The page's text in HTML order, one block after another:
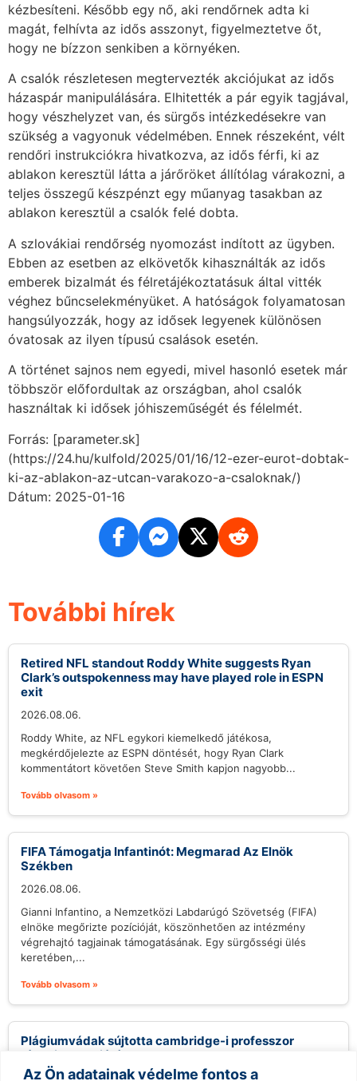
Az Ön adatainak védelme fontos a
kézbesíteni. Később egy nő, aki rendőrnek adta ki
magát, felhívta az idős asszonyt, figyelmeztetve őt,
hogy ne bízzon senkiben a környéken.
A csalók részletesen megtervezték akciójukat az idős
házaspár manipulálására. Elhitették a pár egyik tagjával,
hogy vészhelyzet van, és sürgős intézkedésekre van
szükség a vagyonuk védelmében. Ennek részeként, vélt
rendőri instrukciókra hivatkozva, az idős férfi, ki az
ablakon keresztül látta a járőröket állítólag várakozni, a
teljes összegű készpénzt egy műanyag tasakban az
ablakon keresztül a csalók felé dobta.
A szlovákiai rendőrség nyomozást indított az ügyben.
Ebben az esetben az elkövetők kihasználták az idős
emberek bizalmát és félretájékoztatásuk által vitték
véghez bűncselekményüket. A hatóságok folyamatosan
hangsúlyozzák, hogy az idősek legyenek különösen
óvatosak az ilyen típusú csalások esetén.
A történet sajnos nem egyedi, mivel hasonló esetek már
többször előfordultak az országban, ahol csalók
használtak ki idősek jóhiszeműségét és félelmét.
Forrás: [parameter.sk]
(https://24.hu/kulfold/2025/01/16/12-ezer-eurot-dobtak-
ki-az-ablakon-az-utcan-varakozo-a-csaloknak/)
Dátum: 2025-01-16
További hírek
Retired NFL standout Roddy White suggests Ryan
Clark’s outspokenness may have played role in ESPN
exit
2026.08.06.
Roddy White, az NFL egykori kiemelkedő játékosa,
megkérdőjelezte az ESPN döntését, hogy Ryan Clark
kommentátort követően Steve Smith kapjon nagyobb...
Tovább olvasom »
FIFA Támogatja Infantinót: Megmarad Az Elnök
Székben
2026.08.06.
Gianni Infantino, a Nemzetközi Labdarúgó Szövetség (FIFA)
elnöke megőrizte pozícióját, köszönhetően az intézmény
végrehajtó tagjainak támogatásának. Egy sürgősségi ülés
keretében,...
Tovább olvasom »
Plágiumvádak sújtotta cambridge-i professzor
távozik posztjáról
2026.08.06.